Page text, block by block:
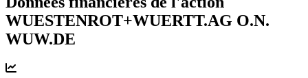
WUESTENROT+WUERTT.AG O.N.
WUW.DE